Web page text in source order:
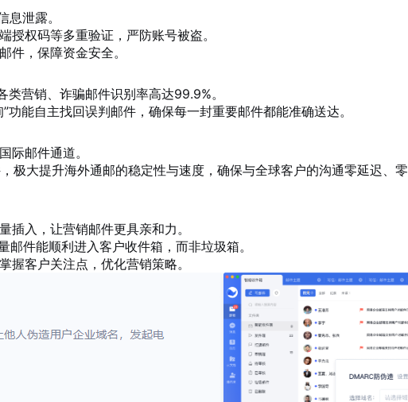
泄露。
权码等多重验证，严防账号被盗。
件，保障资金安全。
营销、诈骗邮件识别率高达99.9%。
能自主找回误判邮件，确保每一封重要邮件都能准确送达。
际邮件通道。
极大提升海外通邮的稳定性与速度，确保与全球客户的沟通零延迟、零
插入，让营销邮件更具亲和力。
件能顺利进入客户收件箱，而非垃圾箱。
握客户关注点，优化营销策略。